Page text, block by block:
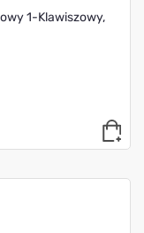
1-Klawiszowy,